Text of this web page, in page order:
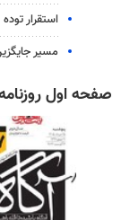
استقرار
مسیر
صفحه اول